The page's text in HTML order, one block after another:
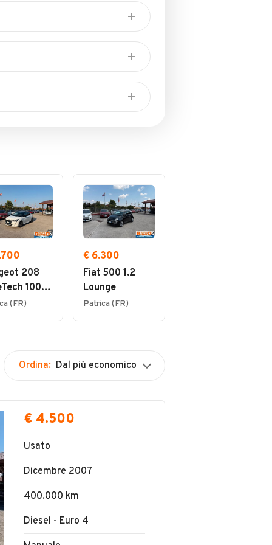
a Patrica (Fr).
208
100
(FR)
€ 6.300
Fiat 500 1.2
Lounge
Patrica (FR)
Ordina: Dal più economico
€ 4.500
Usato
Dicembre 2007
400.000 km
Diesel - Euro 4